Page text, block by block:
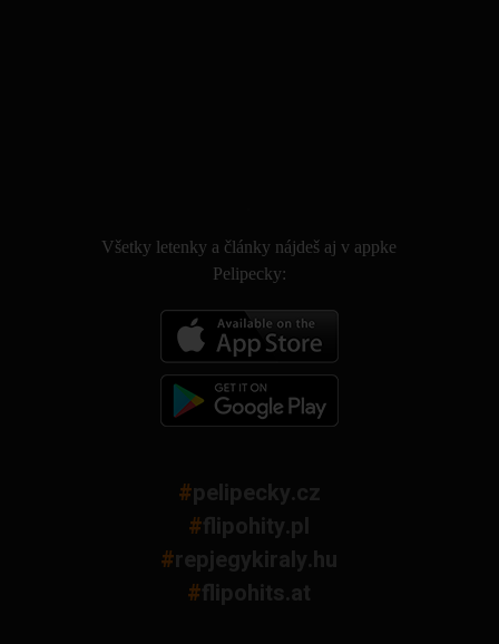
Všetky letenky a články nájdeš aj v appke
Pelipecky:
#pelipecky.cz
#flipohity.pl
#repjegykiraly.hu
#flipohits.at